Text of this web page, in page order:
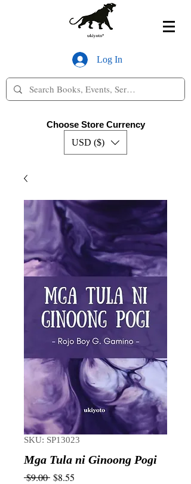
Log In
Choose Store Currency
USD ($)
SKU: SP13023
Mga Tula ni Ginoong Pogi
$9.00 Regular
$8.55